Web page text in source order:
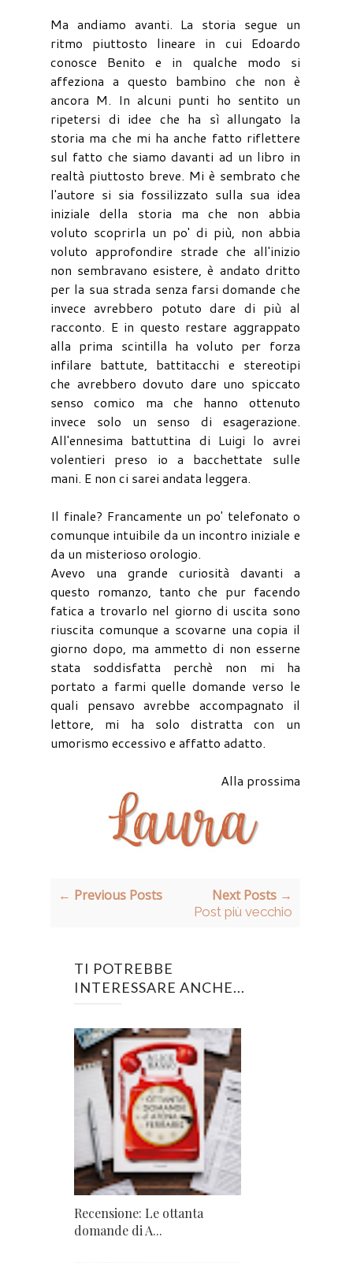
Ma andiamo avanti. La storia segue un
ritmo piuttosto lineare in cui Edoardo
conosce Benito e in qualche modo si
affeziona a questo bambino che non è
ancora M. In alcuni punti ho sentito un
ripetersi di idee che ha sì allungato la
storia ma che mi ha anche fatto riflettere
sul fatto che siamo davanti ad un libro in
realtà piuttosto breve. Mi è sembrato che
l'autore si sia fossilizzato sulla sua idea
iniziale della storia ma che non abbia
voluto scoprirla un po' di più, non abbia
voluto approfondire strade che all'inizio
non sembravano esistere, è andato dritto
per la sua strada senza farsi domande che
invece avrebbero potuto dare di più al
racconto. E in questo restare aggrappato
alla prima scintilla ha voluto per forza
infilare battute, battitacchi e stereotipi
che avrebbero dovuto dare uno spiccato
senso comico ma che hanno ottenuto
invece solo un senso di esagerazione.
All'ennesima battuttina di Luigi lo avrei
volentieri preso io a bacchettate sulle
mani. E non ci sarei andata leggera.
Il finale? Francamente un po' telefonato o
comunque intuibile da un incontro iniziale e
da un misterioso orologio.
Avevo una grande curiosità davanti a
questo romanzo, tanto che pur facendo
fatica a trovarlo nel giorno di uscita sono
riuscita comunque a scovarne una copia il
giorno dopo, ma ammetto di non esserne
stata soddisfatta perchè non mi ha
portato a farmi quelle domande verso le
quali pensavo avrebbe accompagnato il
lettore, mi ha solo distratta con un
umorismo eccessivo e affatto adatto.
Alla prossima
← Previous Posts Next Posts →
Post più vecchio
TI POTREBBE
INTERESSARE ANCHE...
Recensione: Le ottanta
domande di A...